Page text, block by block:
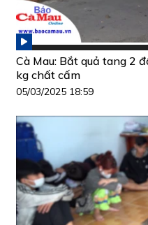
Cà Mau: Bắt quả tang 2
kg chất cấm
05/03/2025 18:59